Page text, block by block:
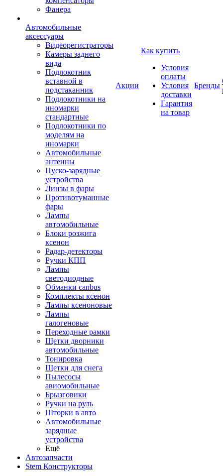
Фанера
Автомобильные
аксессуары
Видеорегистраторы
Камеры заднего
вида
Подлокотник
вставной в
подстаканник
Подлокотники на
иномарки
стандартные
Подлокотники по
моделям на
иномарки
Автомобильные
антенны
Пуско-зарядные
устройства
Линзы в фары
Противотуманные
фары
Лампы
автомобильные
Блоки розжига
ксенон
Радар-детекторы
Ручки КПП
Лампы
светодиодные
Обманки canbus
Комплекты ксенон
Лампы ксеноновые
Лампы
галогеновые
Переходные рамки
Щетки дворники
автомобильные
Тонировка
Щетки для снега
Пылесосы
авиомобильные
Брызговики
Ручки на руль
Шторки в авто
Автомобильные
зарядные
устройства
Ещё
Автозапчасти
Stem Конструкторы
Акции
Как купить
Условия
оплаты
Условия
доставки
Гарантия
на товар
Бренды